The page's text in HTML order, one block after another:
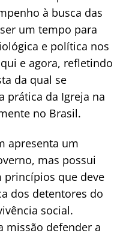
à busca das
um tempo para
e política nos
e agora, refletindo
da qual se
prática da Igreja na
no Brasil.
apresenta um
mas possui
que deve
dos detentores do
social.
missão defender a